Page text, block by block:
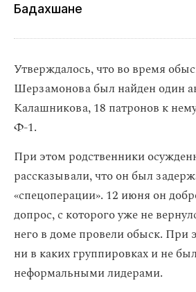
Бадахшане
Утверждалось, что во время
Шерзамонова был найден один
Калашникова, 18 патронов к
Ф-1.
При этом родственники
рассказывали, что он был
«спецоперации». 12 июня он
допрос, с которого уже не
него в доме провели обыск. При
ни в каких группировках и не
неформальными лидерами.